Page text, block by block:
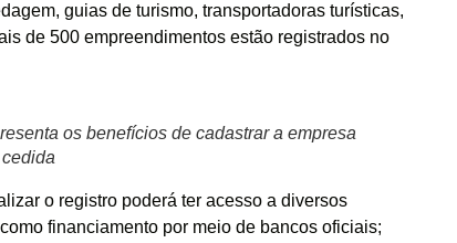
guias de turismo, transportadoras turísticas,
de 500 empreendimentos estão registrados no
os benefícios de cadastrar a empresa
o registro poderá ter acesso a diversos
financiamento por meio de bancos oficiais;